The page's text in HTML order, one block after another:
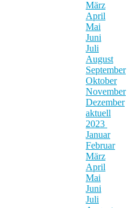
März
April
Mai
Juni
Juli
August
September
Oktober
November
Dezember
aktuell
2023
Januar
Februar
März
April
Mai
Juni
Juli